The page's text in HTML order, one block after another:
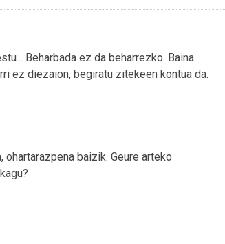
Beharbada ez da beharrezko. Baina
ez diezaion, begiratu zitekeen kontua da.
baizik. Geure arteko